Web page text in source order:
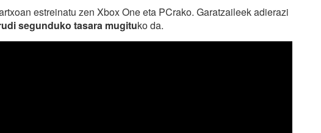
estreinatu zen Xbox One eta PCrako. Garatzaileek adierazi
segunduko tasara mugituko da.